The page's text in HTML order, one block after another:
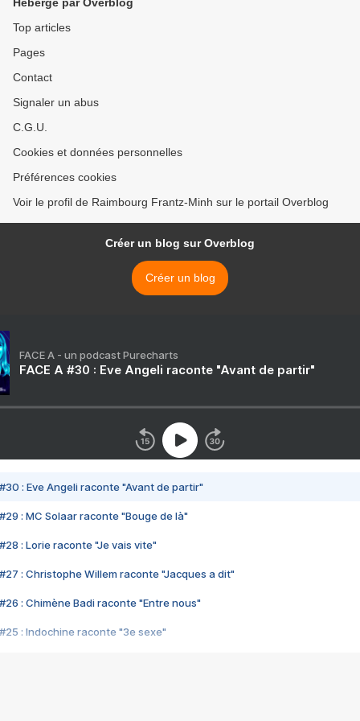
Top articles
Pages
Contact
Signaler un abus
C.G.U.
Cookies et données personnelles
Préférences cookies
Voir le profil de Raimbourg Frantz-Minh sur le portail Overblog
Créer un blog sur Overblog
Créer un blog
FACE A - un podcast Purecharts
FACE A #30 : Eve Angeli raconte "Avant de partir"
#30 : Eve Angeli raconte "Avant de partir"
#29 : MC Solaar raconte "Bouge de là"
#28 : Lorie raconte "Je vais vite"
#27 : Christophe Willem raconte "Jacques a dit"
#26 : Chimène Badi raconte "Entre nous"
#25 : Indochine raconte "3e sexe"